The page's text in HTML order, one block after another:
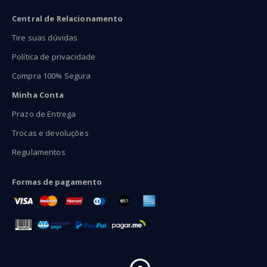
Central de Relacionamento
Tire suas dúvidas
Política de privacidade
Compra 100% Segura
Minha Conta
Prazo de Entrega
Trocas e devoluções
Regulamentos
Formas de pagamento